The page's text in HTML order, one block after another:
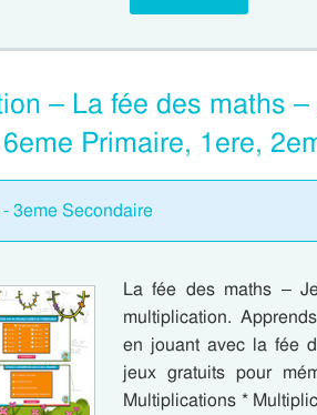
– La fée des maths
Primaire, 1ere,
3eme Secondaire
La fée des maths –
multiplication.
en jouant avec la fée
jeux gratuits pour
Multiplications *